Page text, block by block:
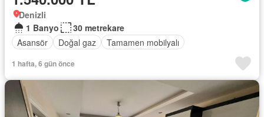
Denizli
1 Banyo
30 metrekare
Asansör
Doğal gaz Tamamen mobilyalı
1 hafta, 6 gün önce